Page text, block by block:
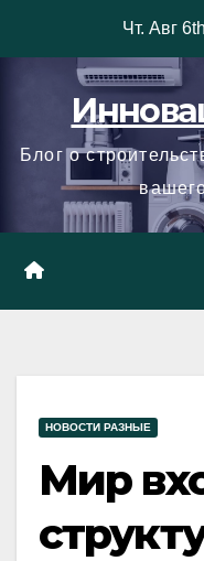
Чт. Авг
Блог о
НОВОСТИ РАЗНЫЕ
Мир